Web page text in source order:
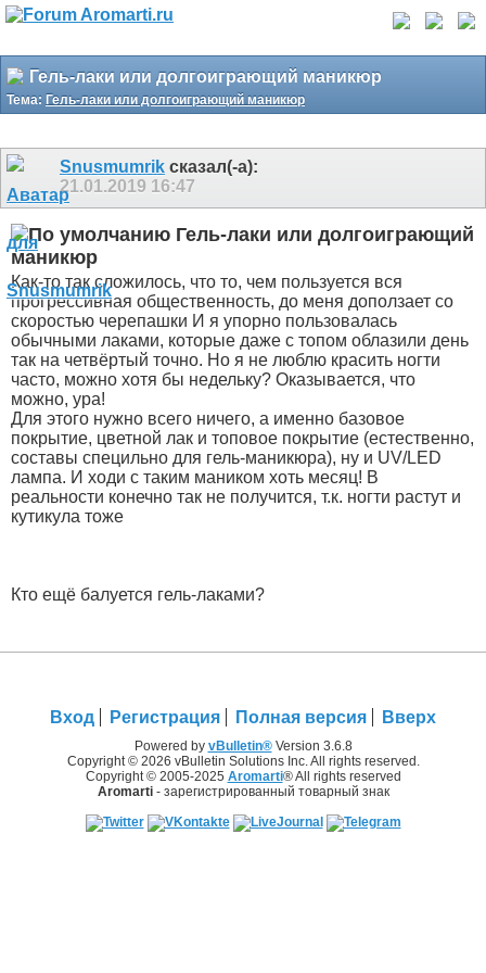
Гель-лаки или долгоиграющий маникюр
Тема: Гель-лаки или долгоиграющий маникюр
Snusmumrik сказал(-а):
21.01.2019 16:47
Гель-лаки или долгоиграющий
маникюр
Как-то так сложилось, что то, чем пользуется вся
прогрессивная общественность, до меня доползает со
скоростью черепашки И я упорно пользовалась
обычными лаками, которые даже с топом облазили день
так на четвёртый точно. Но я не люблю красить ногти
часто, можно хотя бы недельку? Оказывается, что
можно, ура!
Для этого нужно всего ничего, а именно базовое
покрытие, цветной лак и топовое покрытие (естественно,
составы специльно для гель-маникюра), ну и UV/LED
лампа. И ходи с таким маником хоть месяц! В
реальности конечно так не получится, т.к. ногти растут и
кутикула тоже
Кто ещё балуется гель-лаками?
Вход Регистрация Полная версия Вверх
Powered by vBulletin®Version 3.6.8
Copyright © 2026 vBulletin Solutions Inc. All rights reserved.
Copyright © 2005-2025 Aromarti® All rights reserved
Aromarti- зарегистрированный товарный знак